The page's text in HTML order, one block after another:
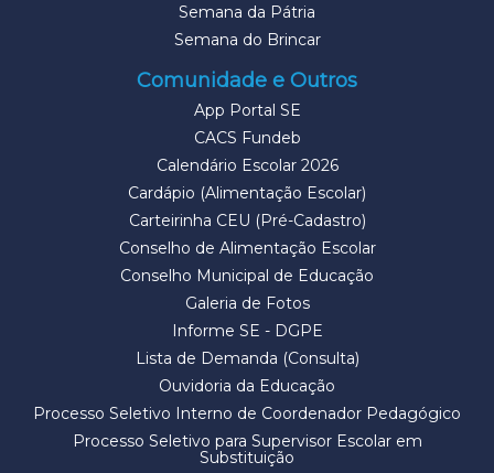
Semana da Pátria
Semana do Brincar
Comunidade e Outros
App Portal SE
CACS Fundeb
Calendário Escolar 2026
Cardápio (Alimentação Escolar)
Carteirinha CEU (Pré-Cadastro)
Conselho de Alimentação Escolar
Conselho Municipal de Educação
Galeria de Fotos
Informe SE - DGPE
Lista de Demanda (Consulta)
Ouvidoria da Educação
Processo Seletivo Interno de Coordenador Pedagógico
Processo Seletivo para Supervisor Escolar em
Substituição